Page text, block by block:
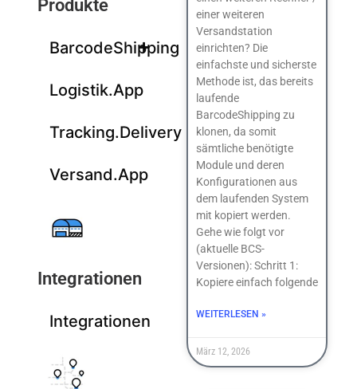
Produkte
BarcodeShipping
Logistik.App
Tracking.Delivery
Versand.App
Integrationen
Integrationen
einer weiteren
Versandstation
einrichten? Die
einfachste und sicherste
Methode ist, das bereits
laufende
BarcodeShipping zu
klonen, da somit
sämtliche benötigte
Module und deren
Konfigurationen aus
dem laufenden System
mit kopiert werden.
Gehe wie folgt vor
(aktuelle BCS-
Versionen): Schritt 1:
Kopiere einfach folgende
WEITERLESEN »
März 12, 2026